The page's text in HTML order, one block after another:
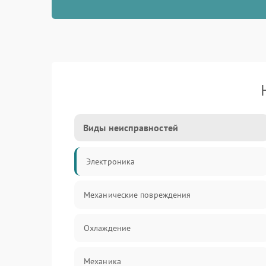
Виды неисправностей
Электроника
Механические повреждения
Охлаждение
Механика